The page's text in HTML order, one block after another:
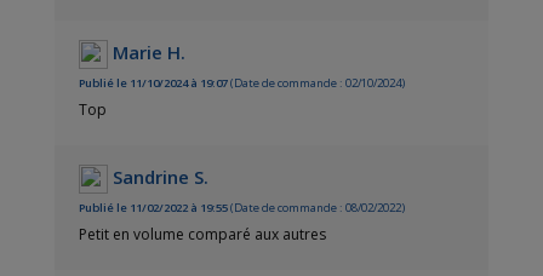
Marie H.
Publié le 11/10/2024 à 19:07(Date de commande : 02/10/2024)
Top
Sandrine S.
Publié le 11/02/2022 à 19:55(Date de commande : 08/02/2022)
Petit en volume comparé aux autres